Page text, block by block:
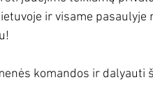
ir visame pasaulyje
komandos ir dalyauti